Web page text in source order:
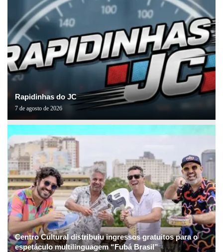
Rapidinhas do JC
7 de agosto de 2026
Centro Cultural distribuiu ingressos gratuitos para o
espetáculo multilinguagem “Fubá Brasil”